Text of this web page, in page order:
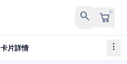
search
卡片詳情 more_vert